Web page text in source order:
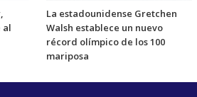
al
La estadounidense Gretchen
Walsh establece un nuevo
récord olímpico de los 100
mariposa